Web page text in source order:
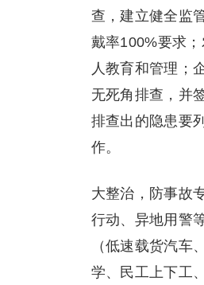
查，建立健全监
戴率100%要求
人教育和管理；
无死角排查，并
排查出的隐患要
作。
大整治，防事故
行动、异地用警
（低速载货汽
学、民工上下工